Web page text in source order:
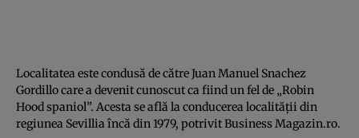
Localitatea este condusă de către Juan Manuel Snachez
Gordillo care a devenit cunoscut ca fiind un fel de „Robin
Hood spaniol”. Acesta se află la conducerea localităţii din
regiunea Sevillia încă din 1979, potrivit Business Magazin.ro.